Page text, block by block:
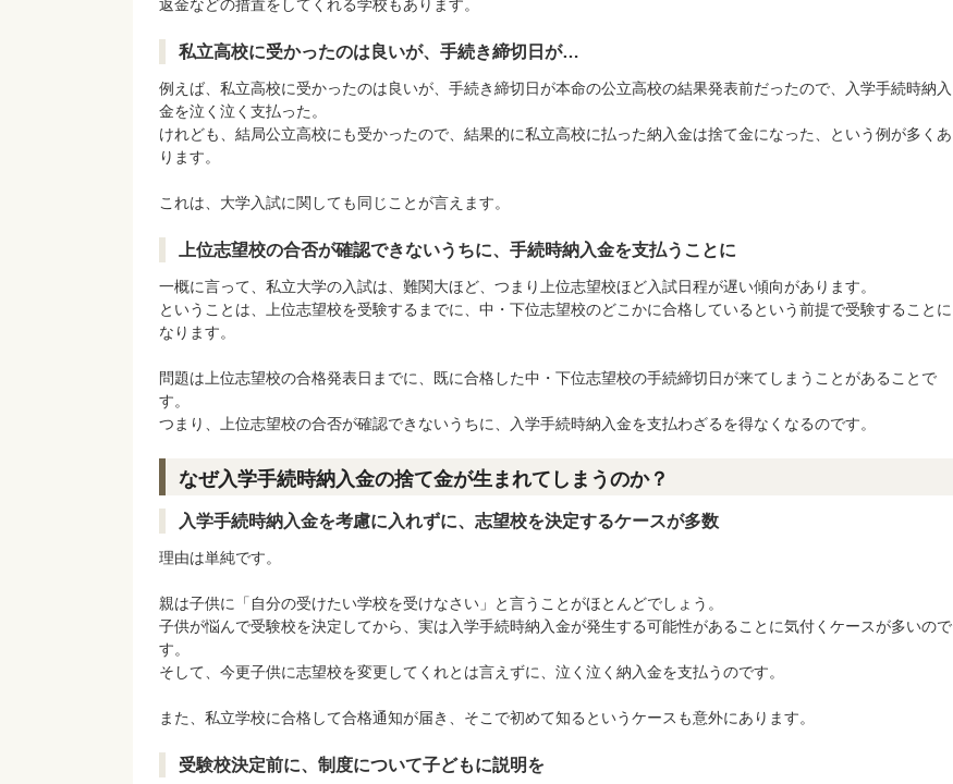
返金などの措置をしてくれる学校もあります。
私立高校に受かったのは良いが、手続き締切日が…
例えば、私立高校に受かったのは良いが、手続き締切日が本命の公立高校の結果発表前だったので、入学手続時納入
金を泣く泣く支払った。
けれども、結局公立高校にも受かったので、結果的に私立高校に払った納入金は捨て金になった、という例が多くあ
ります。
これは、大学入試に関しても同じことが言えます。
上位志望校の合否が確認できないうちに、手続時納入金を支払うことに
一概に言って、私立大学の入試は、難関大ほど、つまり上位志望校ほど入試日程が遅い傾向があります。
ということは、上位志望校を受験するまでに、中・下位志望校のどこかに合格しているという前提で受験することに
なります。
問題は上位志望校の合格発表日までに、既に合格した中・下位志望校の手続締切日が来てしまうことがあることで
す。
つまり、上位志望校の合否が確認できないうちに、入学手続時納入金を支払わざるを得なくなるのです。
なぜ入学手続時納入金の捨て金が生まれてしまうのか？
入学手続時納入金を考慮に入れずに、志望校を決定するケースが多数
理由は単純です。
親は子供に「自分の受けたい学校を受けなさい」と言うことがほとんどでしょう。
子供が悩んで受験校を決定してから、実は入学手続時納入金が発生する可能性があることに気付くケースが多いので
す。
そして、今更子供に志望校を変更してくれとは言えずに、泣く泣く納入金を支払うのです。
また、私立学校に合格して合格通知が届き、そこで初めて知るというケースも意外にあります。
受験校決定前に、制度について子どもに説明を